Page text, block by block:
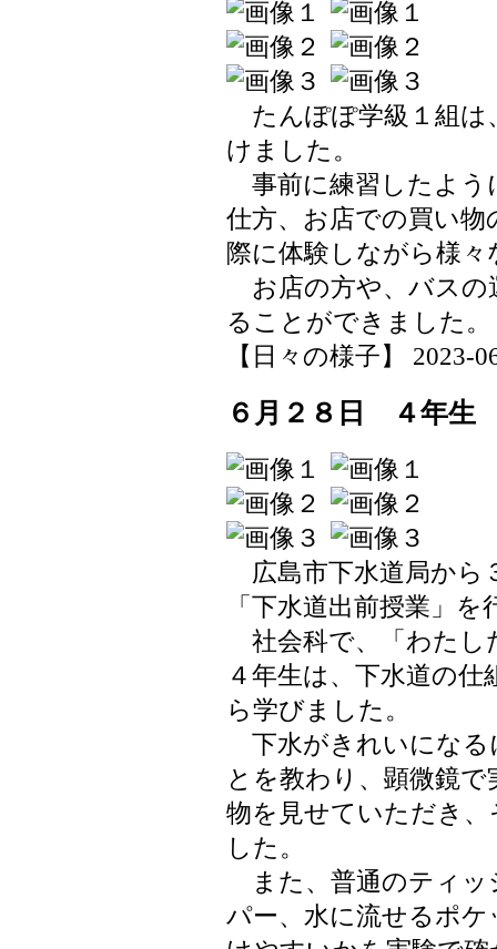
たんぽぽ学級１組は
けました。
事前に練習したよう
仕方、お店での買い
際に体験しながら様
お店の方や、バスの
ることができました。
【日々の様子】 2023-
６月２８日 ４年生
広島市下水道局から
「下水道出前授業」
社会科で、「わたし
４年生は、下水道の
ら学びました。
下水がきれいになる
とを教わり、顕微鏡
物を見せていただき
した。
また、普通のティッ
パー、水に流せるポ